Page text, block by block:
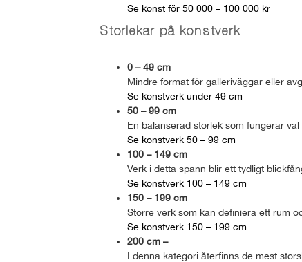
Se konst för 50 000 – 100 000 kr
Storlekar på konstverk
0 – 49 cm
Mindre format för galleriväggar eller
Se konstverk under 49 cm
50 – 99 cm
En balanserad storlek som fungerar
Se konstverk 50 – 99 cm
100 – 149 cm
Verk i detta spann blir ett tydligt
Se konstverk 100 – 149 cm
150 – 199 cm
Större verk som kan definiera ett rum
Se konstverk 150 – 199 cm
200 cm –
I denna kategori återfinns de mest